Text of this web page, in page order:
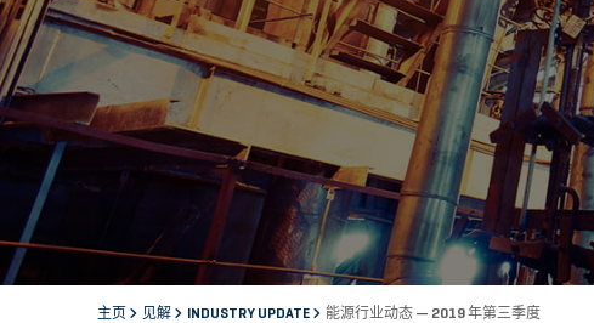
主页 见解 INDUSTRY UPDATE 能源行业动态 — 2019 年第三季度